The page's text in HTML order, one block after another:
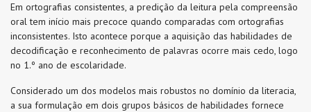
Em ortografias consistentes, a predição da leitura pela compreensão
oral tem início mais precoce quando comparadas com ortografias
inconsistentes. Isto acontece porque a aquisição das habilidades de
decodificação e reconhecimento de palavras ocorre mais cedo, logo
no 1.º ano de escolaridade.
Considerado um dos modelos mais robustos no domínio da literacia,
a sua formulação em dois grupos básicos de habilidades fornece